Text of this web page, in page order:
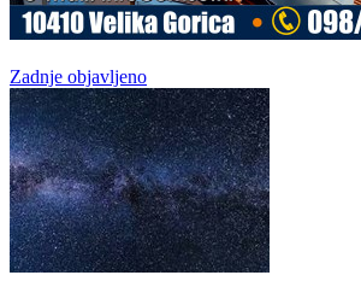
Zadnje objavljeno